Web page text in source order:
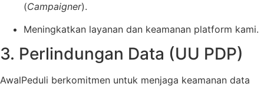
(Campaigner).
Meningkatkan layanan dan keamanan platform kami.
3. Perlindungan Data (UU PDP)
AwalPeduli berkomitmen untuk menjaga keamanan data